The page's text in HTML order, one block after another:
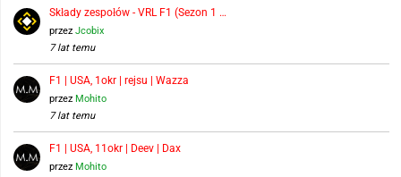
Składy zespołów - VRL F1 (Sezon 1 …
przez Jcobix
7 lat temu
F1 | USA, 1okr | rejsu | Wazza
przez Mohito
7 lat temu
F1 | USA, 11okr | Deev | Dax
przez Mohito